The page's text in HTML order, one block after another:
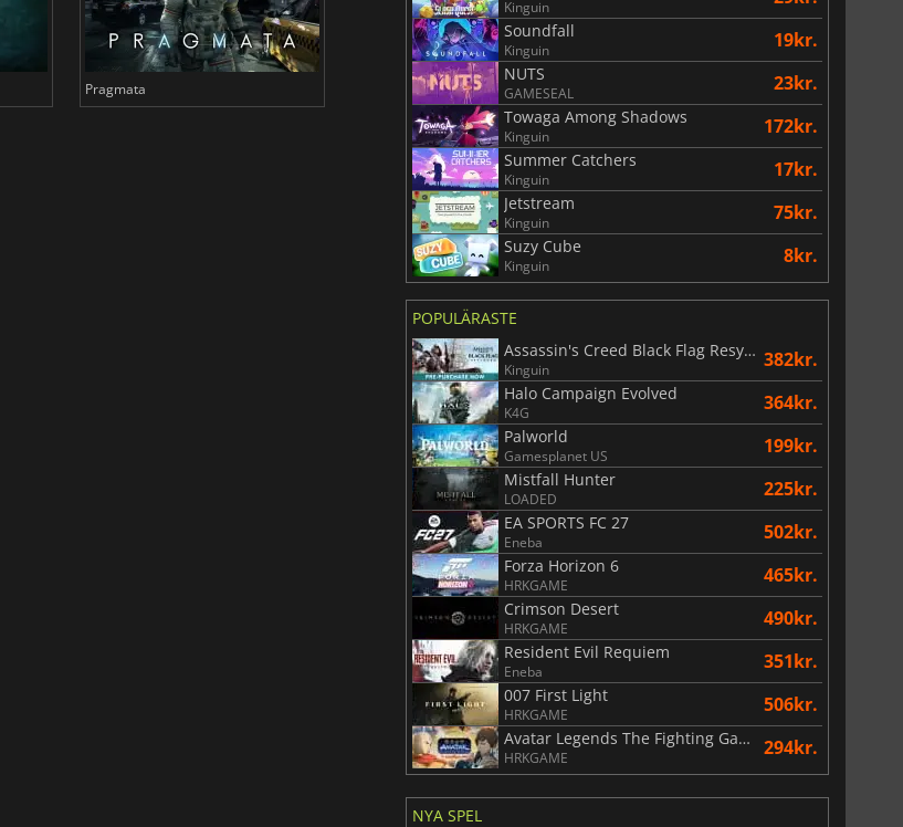
Pragmata Total War WARHAMMER 3
Kinguin
Soundfall
Kinguin 19kr.
NUTS
GAMESEAL 23kr.
Towaga Among Shadows
Kinguin 172kr.
Summer Catchers
Kinguin 17kr.
Jetstream
Kinguin 75kr.
Suzy Cube
Kinguin 8kr.
POPULÄRASTE
Assassin's Creed Black Flag Resynced
Kinguin 382kr.
Halo Campaign Evolved
K4G 364kr.
Palworld
Gamesplanet US 199kr.
Mistfall Hunter
LOADED 225kr.
EA SPORTS FC 27
Eneba 502kr.
Forza Horizon 6
HRKGAME 465kr.
Crimson Desert
HRKGAME 490kr.
Resident Evil Requiem
Eneba 351kr.
007 First Light
HRKGAME 506kr.
Avatar Legends The Fighting Game
HRKGAME 294kr.
NYA SPEL